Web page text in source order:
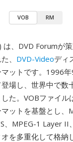
VOB RM
、DVD Forumが
、 DVD-Videoディ
ットです。1996
場し、世界中で数
た。VOBファイル
ットを基盤とし、
、MPEG-1 Layer II
を多重化して格納